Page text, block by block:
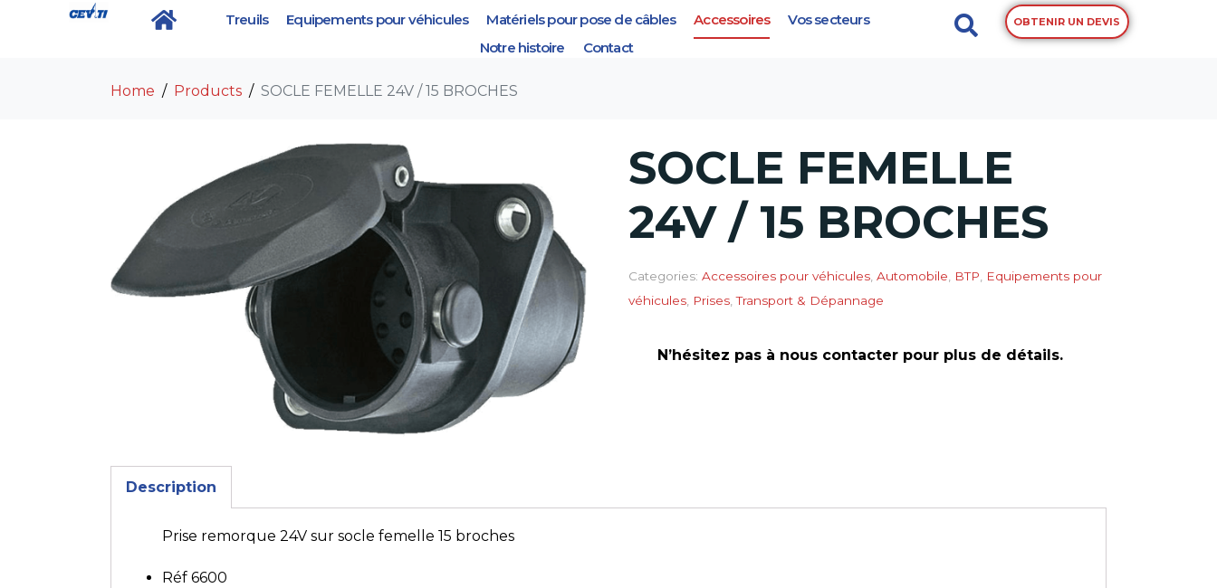
Treuils Equipements pour véhicules Matériels pour pose de câbles Accessoires
Vos secteurs
Notre histoire
Contact
OBTENIR UN DEVIS
SOCLE FEMELLE 24V / 15 BROCHES
Home Products SOCLE FEMELLE 24V / 15 BROCHES
SOCLE FEMELLE
24V / 15 BROCHES
Categories: Accessoires pour véhicules Automobile BTP
Equipements pour
véhicules Prises ,Transport & Dépannage
N’hésitez pas à nous contacter pour plus de détails.
Description
Prise remorque 24V sur socle femelle 15 broches
Réf 6600